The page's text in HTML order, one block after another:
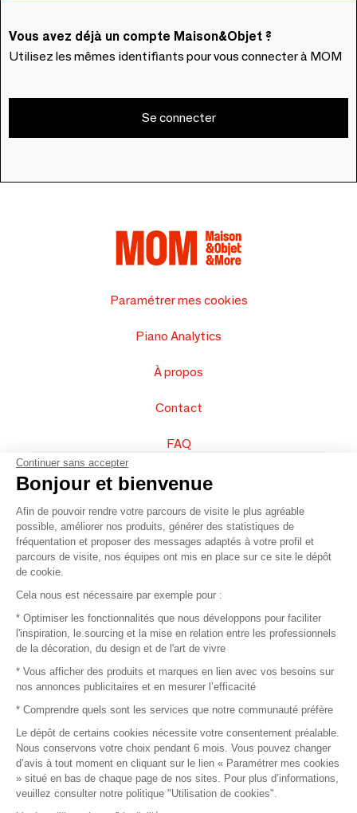
Vous avez déjà un compte Maison&Objet ?
Utilisez les mêmes identifiants pour vous connecter à MOM
Se connecter
Paramétrer mes cookies
Piano Analytics
À propos
Contact
FAQ
Vendez vos produits
Plan du site
© 2016 –Organisation SAFI
Recrutement
Mentions légales
Conditions commerciales
Continuer sans accepter
Bonjour et bienvenue
Afin de pouvoir rendre votre parcours de visite le plus agréable
possible, améliorer nos produits, générer des statistiques de
fréquentation et proposer des messages adaptés à votre profil et
parcours de visite, nos équipes ont mis en place sur ce site le dépôt
de cookie.
Cela nous est nécessaire par exemple pour :
* Optimiser les fonctionnalités que nous développons pour faciliter
l'inspiration, le sourcing et la mise en relation entre les professionnels
de la décoration, du design et de l'art de vivre
* Vous afficher des produits et marques en lien avec vos besoins sur
nos annonces publicitaires et en mesurer l’efficacité
* Comprendre quels sont les services que notre communauté préfère
Le dépôt de certains cookies nécessite votre consentement préalable.
Nous conservons votre choix pendant 6 mois. Vous pouvez changer
d’avis à tout moment en cliquant sur le lien « Paramétrer mes cookies
» situé en bas de chaque page de nos sites. Pour plus d’informations,
veuillez consulter notre politique "Utilisation de cookies".